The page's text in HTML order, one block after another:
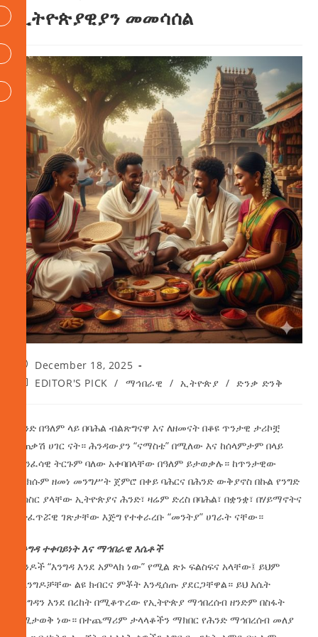
ኢትዮጵያዊያን መመሳሰል
December 18, 2025
EDITOR'S PICK
/ ማኅበራዊ / ኢትዮጵያ / ድንቃ ድንቅ
ሕንድ በዓለም ላይ በባሕል ብልጽግናዋ እና ለዘመናት በቆዩ ጥንታዊ ታሪኮቿ
ተጠቃሽ ሀገር ናት። ሕንዳውያን “ናማስቴ” በሚለው እና ከሰላምታም በላይ
መንፈሳዊ ትርጉም ባለው አቀባበላቸው በዓለም ይታወቃሉ። ከጥንታዊው
የአክሱም ዘመነ መንግሥት ጀምሮ በቀይ ባሕርና በሕንድ ውቅያኖስ በኩል የንግድ
ትስስር ያላቸው ኢትዮጵያና ሕንድ፣ ዛሬም ድረስ በባሕል፣ በቋንቋ፣ በሃይማኖትና
በተፈጥሯዊ ገጽታቸው እጅግ የተቀራረቡ “መንትያ” ሀገራት ናቸው።
እንግዳ ተቀባይነት እና ማኅበራዊ እሴቶች
ሕንዶች “እንግዳ እንደ አምላክ ነው” የሚል ጽኑ ፍልስፍና አላቸው፤ ይህም
ለእንግዶቻቸው ልዩ ክብርና ምቾት እንዲሰጡ ያደርጋቸዋል። ይህ እሴት
እንግዳን እንደ በረከት በሚቆጥረው የኢትዮጵያ ማኅበረሰብ ዘንድም በስፋት
የሚታወቅ ነው። በተጨማሪም ታላላቆችን ማክበር የሕንድ ማኅበረሰብ መለያ